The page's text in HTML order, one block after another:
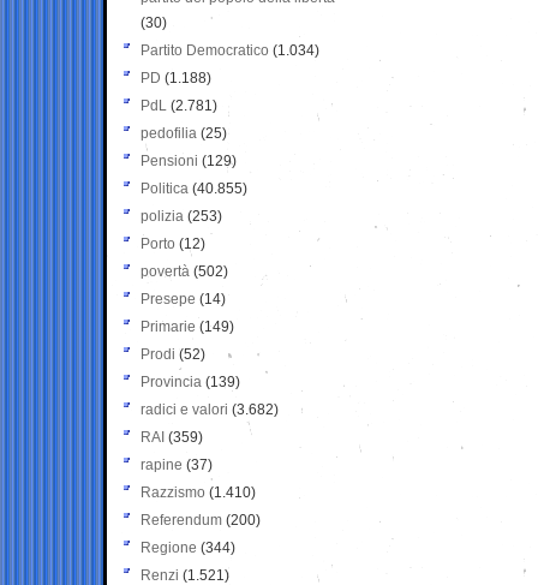
(30)
Partito Democratico (1.034)
PD (1.188)
PdL (2.781)
pedofilia (25)
Pensioni (129)
Politica (40.855)
polizia (253)
Porto (12)
povertà (502)
Presepe (14)
Primarie (149)
Prodi (52)
Provincia (139)
radici e valori (3.682)
RAI (359)
rapine (37)
Razzismo (1.410)
Referendum (200)
Regione (344)
Renzi (1.521)